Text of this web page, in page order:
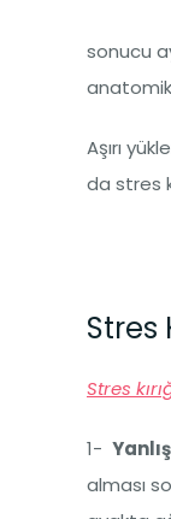
sonucu
Aşırı
da stres
Stres
Stres
1-
alması